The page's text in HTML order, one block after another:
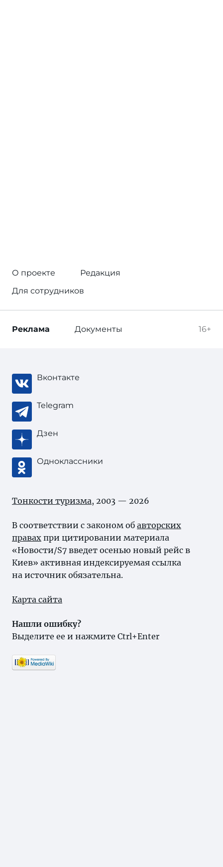
О проекте
Редакция
Для сотрудников
16+
Реклама Документы
Вконтакте
Telegram
Дзен
Одноклассники
Тонкости туризма, 2003 — 2026
В соответствии с законом об авторских
правах при цитировании материала
«Новости/S7 введет осенью новый рейс в
Киев» активная индексируемая ссылка
на источник обязательна.
Карта сайта
Нашли ошибку?
Выделите ее и нажмите Ctrl+Enter